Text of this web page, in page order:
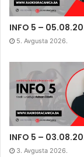
INFO 5 –
5. Avgusta 2026.
INFO 5 –
3. Avgusta 2026.